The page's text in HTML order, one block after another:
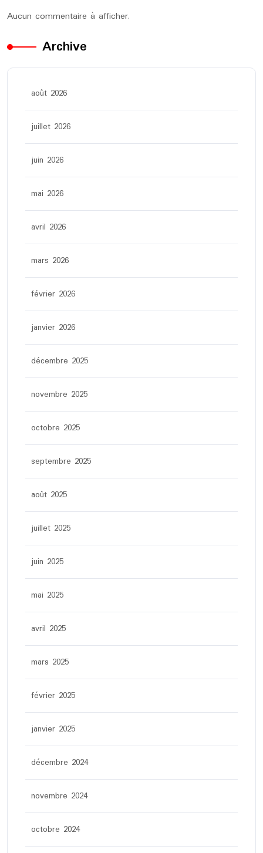
Aucun commentaire à afficher.
Archive
août 2026
juillet 2026
juin 2026
mai 2026
avril 2026
mars 2026
février 2026
janvier 2026
décembre 2025
novembre 2025
octobre 2025
septembre 2025
août 2025
juillet 2025
juin 2025
mai 2025
avril 2025
mars 2025
février 2025
janvier 2025
décembre 2024
novembre 2024
octobre 2024